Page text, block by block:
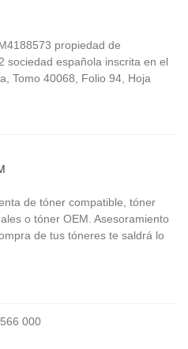
propiedad de
sociedad española inscrita en el
Tomo 40068, Folio 94, Hoja
de tóner compatible, tóner
o tóner OEM. Asesoramiento
de tus tóneres te saldrá lo
000